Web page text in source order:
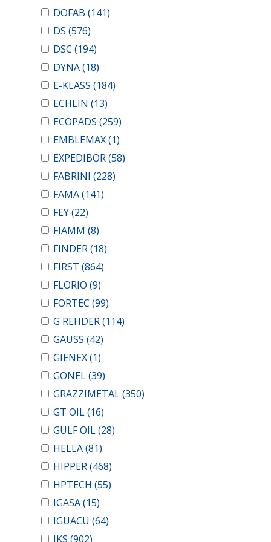
DOFAB (141)
DS (576)
DSC (194)
DYNA(18)
E-KLASS (184)
ECHLIN (13)
ECOPADS (259)
EMBLEMAX(1)
EXPEDIBOR(58)
FABRINI (228)
FAMA(141)
FEY(22)
FIAMM (8)
FINDER(18)
FIRST (864)
FLORIO (9)
FORTEC (99)
G REHDER(114)
GAUSS (42)
GIENEX(1)
GONEL(39)
GRAZZIMETAL(350)
GT OIL(16)
GULF OIL(28)
HELLA(81)
HIPPER(468)
HPTECH (55)
IGASA(15)
IGUACU (64)
IKS (902)